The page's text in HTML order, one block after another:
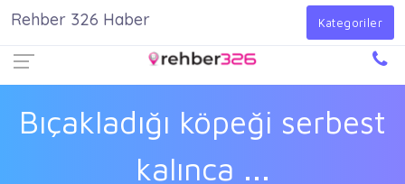
Giriş Yap
Bıçakladığı köpeği serbest
kalınca ...
Rehber 326 Haber Kategoriler